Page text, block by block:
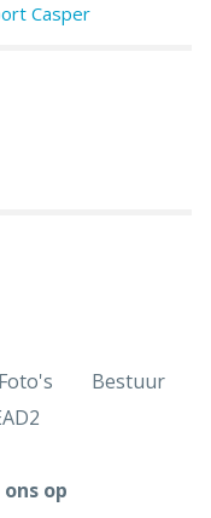
Casper
Foto's
Bestuur
op